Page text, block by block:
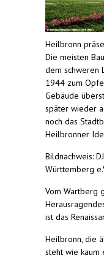
Heilbronn
Die meisten
dem schweren
1944 zum
Gebäude
später wieder
noch das
Heilbronner
Bildnachweis:
Württemberg
Vom Wartberg
ist das
Heilbronn, die
steht wie kaum